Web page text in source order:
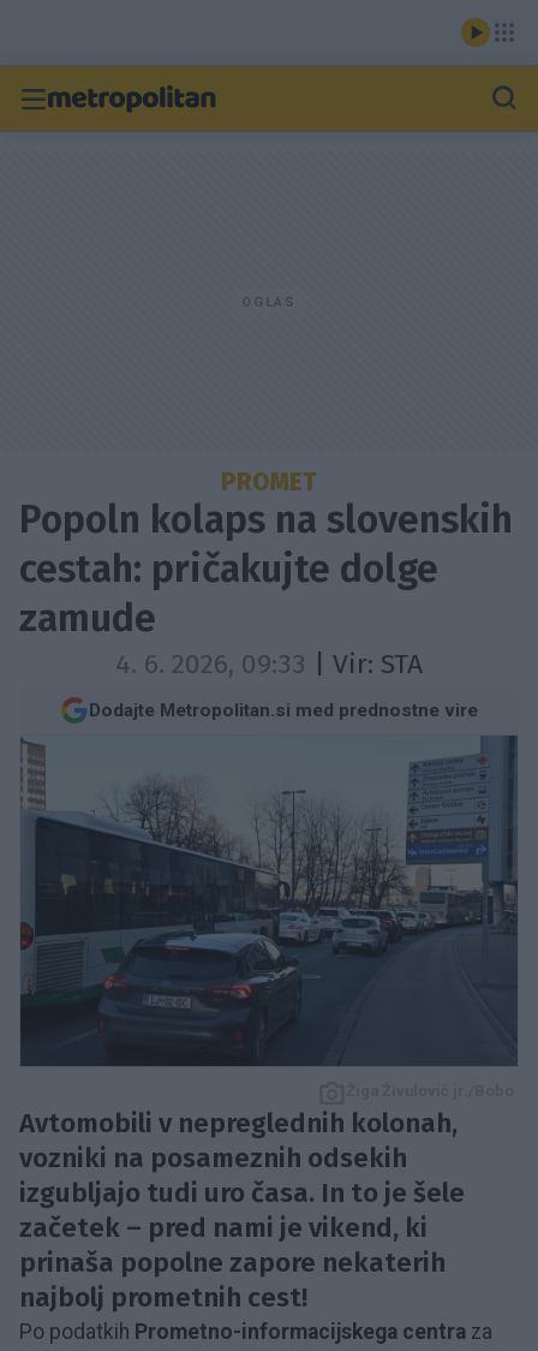
PROMET
Popoln kolaps na slovenskih
cestah: pričakujte dolge
zamude
4. 6. 2026, 09:33 | Vir: STA
Dodajte Metropolitan.si med prednostne vire
Avtomobili v nepreglednih kolonah,
vozniki na posameznih odsekih
izgubljajo tudi uro časa. In to je šele
začetek – pred nami je vikend, ki
prinaša popolne zapore nekaterih
najbolj prometnih cest!
Po podatkih Prometno-informacijskega centra za